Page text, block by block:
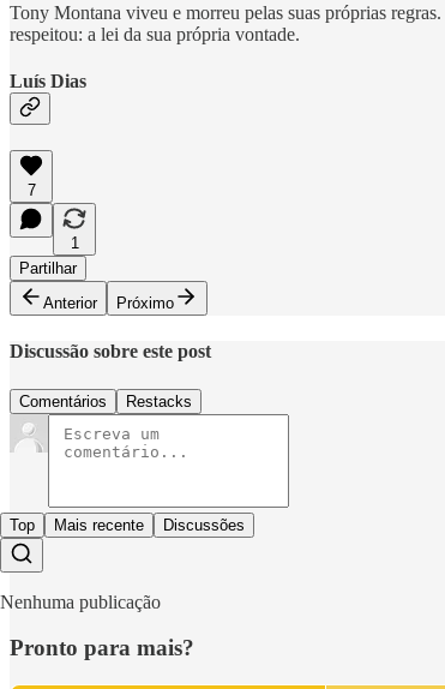
Tony Montana viveu e morreu pelas suas próprias
respeitou: a lei da sua própria vontade.
Luís Dias
7
1
Partilhar
Anterior
Próximo
Discussão sobre este post
Comentários Restacks
Top Mais recente Discussões
Nenhuma publicação
Pronto para mais?